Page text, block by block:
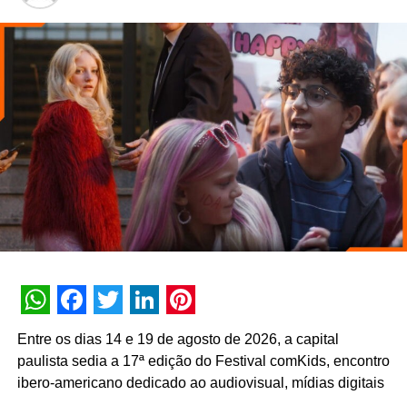
justamente para conectar esse ecossistema, promover
conhecimento, estimular novos negócios e contribuir para
o fortalecimento desse mercado, que ainda tem um
enorme potencial de crescimento no país”, destaca
Johnny Reitzfeld, fundador eCEOda Amicci.
O credenciamento é destinado a profissionais de toda a
cadeia produtiva — incluindo varejistas, fabricantes,
distribuidores, fornecedores e consultores —
interessados no mapeamento de tendências e na
geração de novas parcerias comerciais.
WhatsApp
Facebook
Twitter
LinkedIn
Pinterest
Entre os dias 14 e 19 de agosto de 2026, a capital
paulista sedia a 17ª edição do Festival comKids, encontro
ibero-americano dedicado ao audiovisual, mídias digitais